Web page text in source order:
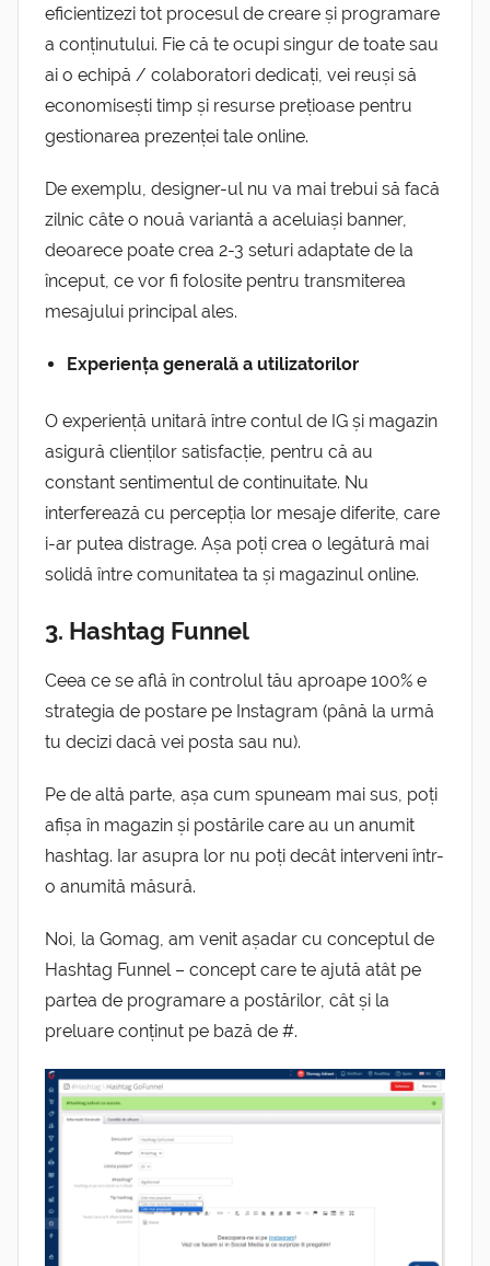
eficientizezi tot procesul de creare și programare
a conținutului. Fie că te ocupi singur de toate sau
ai o echipă / colaboratori dedicați, vei reuși să
economisești timp și resurse prețioase pentru
gestionarea prezenței tale online.
De exemplu, designer-ul nu va mai trebui să facă
zilnic câte o nouă variantă a aceluiași banner,
deoarece poate crea 2-3 seturi adaptate de la
început, ce vor fi folosite pentru transmiterea
mesajului principal ales.
Experiența generală a utilizatorilor
O experiență unitară între contul de IG și magazin
asigură clienților satisfacție, pentru că au
constant sentimentul de continuitate. Nu
interferează cu percepția lor mesaje diferite, care
i-ar putea distrage. Așa poți crea o legătură mai
solidă între comunitatea ta și magazinul online.
3. Hashtag Funnel
Ceea ce se află în controlul tău aproape 100% e
strategia de postare pe Instagram (până la urmă
tu decizi dacă vei posta sau nu).
Pe de altă parte, așa cum spuneam mai sus, poți
afișa în magazin și postările care au un anumit
hashtag. Iar asupra lor nu poți decât interveni într-
o anumită măsură.
Noi, la Gomag, am venit așadar cu conceptul de
Hashtag Funnel – concept care te ajută atât pe
partea de programare a postărilor, cât și la
preluare conținut pe bază de #.